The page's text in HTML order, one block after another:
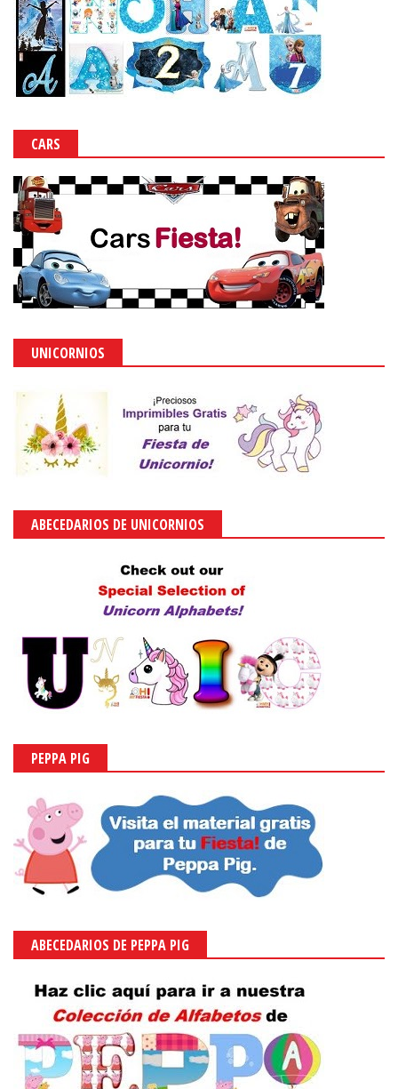
CARS
UNICORNIOS
ABECEDARIOS DE UNICORNIOS
PEPPA PIG
ABECEDARIOS DE PEPPA PIG